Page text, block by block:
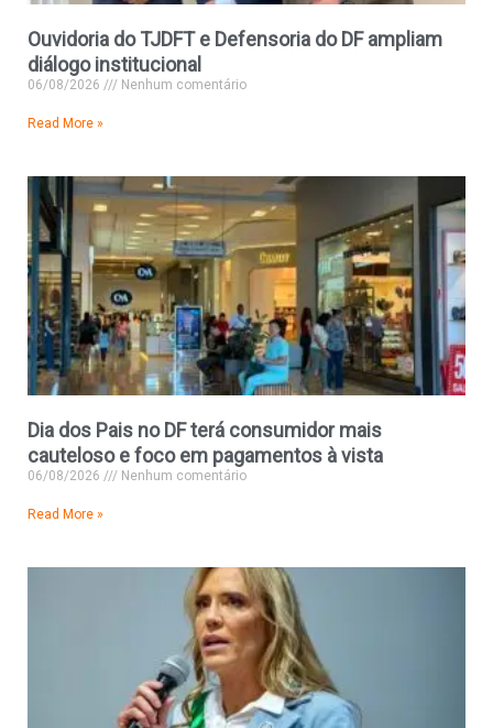
Ouvidoria do TJDFT e Defensoria do DF ampliam
diálogo institucional
06/08/2026 Nenhum comentário
Read More »
Dia dos Pais no DF terá consumidor mais
cauteloso e foco em pagamentos à vista
06/08/2026 Nenhum comentário
Read More »